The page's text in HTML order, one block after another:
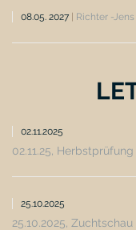
08.05. 2027 | Richter -
02.11.2025
02.11.25,
25.10.2025
25.10.2025,